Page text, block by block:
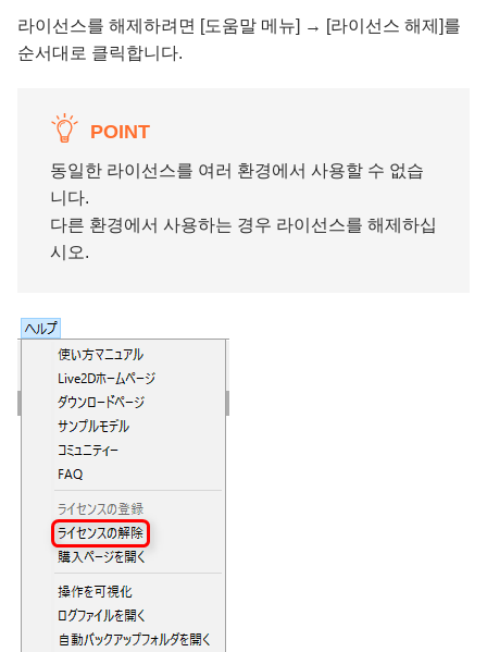
라이선스를 해제하려면 [도움말 메뉴] → [라이선스 해제]를
순서대로 클릭합니다.
POINT
동일한 라이선스를 여러 환경에서 사용할 수 없습
니다.
다른 환경에서 사용하는 경우 라이선스를 해제하십
시오.